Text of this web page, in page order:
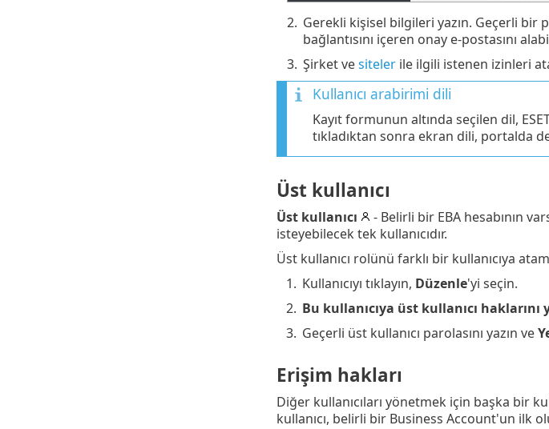
2. Gerekli kişisel bilgileri yazın. Geçerli bir
bağlantısını içeren onay e-postasını
3. Şirket vesitelerile ilgili istenen izinleri
Kullanıcı arabirimi dili
Kayıt formunun altında seçilen dil,
tıkladıktan sonra ekran dili, portalda
Üst kullanıcı
Üst kullanıcı - Belirli bir EBA hesabının
isteyebilecek tek kullanıcıdır.
Üst kullanıcı rolünü farklı bir kullanıcıya
1. Kullanıcıyı tıklayın, Düzenle'yi seçin.
2. Bu kullanıcıya üst kullanıcı haklarını
3. Geçerli üst kullanıcı parolasını yazın ve
Erişim hakları
Diğer kullanıcıları yönetmek için başka bir
kullanıcı, belirli bir Business Account'un ilk